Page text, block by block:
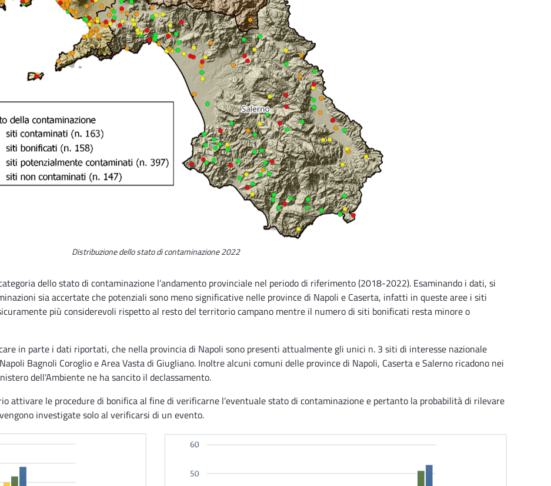
Distribuzione dello stato di contaminazione 2022
dello stato di contaminazione l’andamento provinciale nel periodo di riferimento (2018-2022). Esaminando i dati, si
sia accertate che potenziali sono meno significative nelle province di Napoli e Caserta, infatti in queste aree i siti
più considerevoli rispetto al resto del territorio campano mentre il numero di siti bonificati resta minore o
in parte i dati riportati, che nella provincia di Napoli sono presenti attualmente gli unici n. 3 siti di interesse nazionale
Bagnoli Coroglio e Area Vasta di Giugliano. Inoltre alcuni comuni delle province di Napoli, Caserta e Salerno ricadono nei
dell’Ambiente ne ha sancito il declassamento.
attivare le procedure di bonifica al fine di verificarne l’eventuale stato di contaminazione e pertanto la probabilità di rilevare
investigate solo al verificarsi di un evento.